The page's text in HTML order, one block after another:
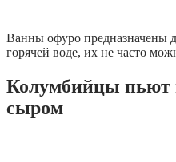
Ванны офуро предназначены
горячей воде, их не часто
Колумбийцы пьют
сыром